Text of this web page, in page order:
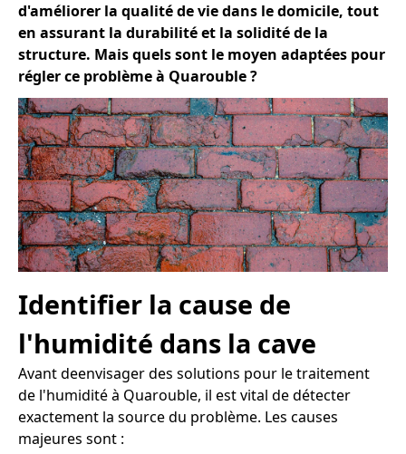
d'améliorer la qualité de vie dans le domicile, tout
en assurant la durabilité et la solidité de la
structure. Mais quels sont le moyen adaptées pour
régler ce problème à Quarouble ?
Identifier la cause de
l'humidité dans la cave
Avant deenvisager des solutions pour le traitement
de l'humidité à Quarouble, il est vital de détecter
exactement la source du problème. Les causes
majeures sont :